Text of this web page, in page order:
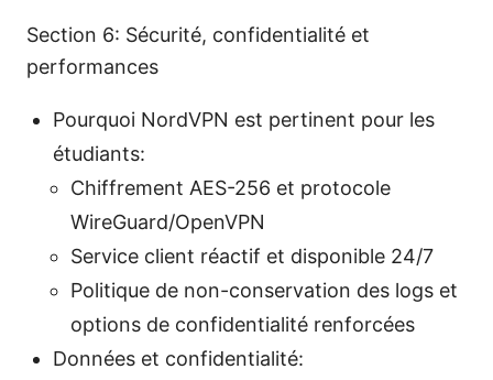
Section 6: Sécurité, confidentialité et
performances
Pourquoi NordVPN est pertinent pour les
étudiants:
Chiffrement AES-256 et protocole
WireGuard/OpenVPN
Service client réactif et disponible 24/7
Politique de non-conservation des logs et
options de confidentialité renforcées
Données et confidentialité: